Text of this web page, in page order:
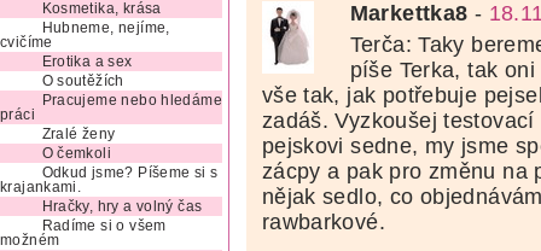
Kosmetika, krása
Hubneme, nejíme,
cvičíme
Erotika a sex
O soutěžích
Pracujeme nebo hledáme
práci
Zralé ženy
O čemkoli
Odkud jsme? Píšeme si s
krajankami.
Hračky, hry a volný čas
Radíme si o všem
možném
Markettka8 -
Terča: Taky
píše Terka, tak
vše tak, jak potřebuje
zadáš. Vyzkoušej
pejskovi sedne, my jsme
zácpy a pak pro změnu na
nějak sedlo, co
rawbarkové.